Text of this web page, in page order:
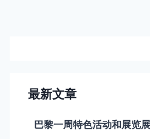
最新文章
巴黎一周特色活动和展览